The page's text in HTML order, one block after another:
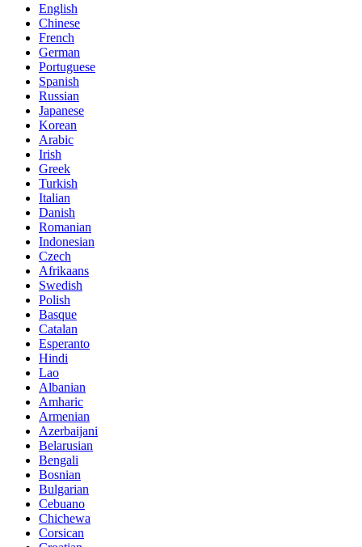
English
Chinese
French
German
Portuguese
Spanish
Russian
Japanese
Korean
Arabic
Irish
Greek
Turkish
Italian
Danish
Romanian
Indonesian
Czech
Afrikaans
Swedish
Polish
Basque
Catalan
Esperanto
Hindi
Lao
Albanian
Amharic
Armenian
Azerbaijani
Belarusian
Bengali
Bosnian
Bulgarian
Cebuano
Chichewa
Corsican